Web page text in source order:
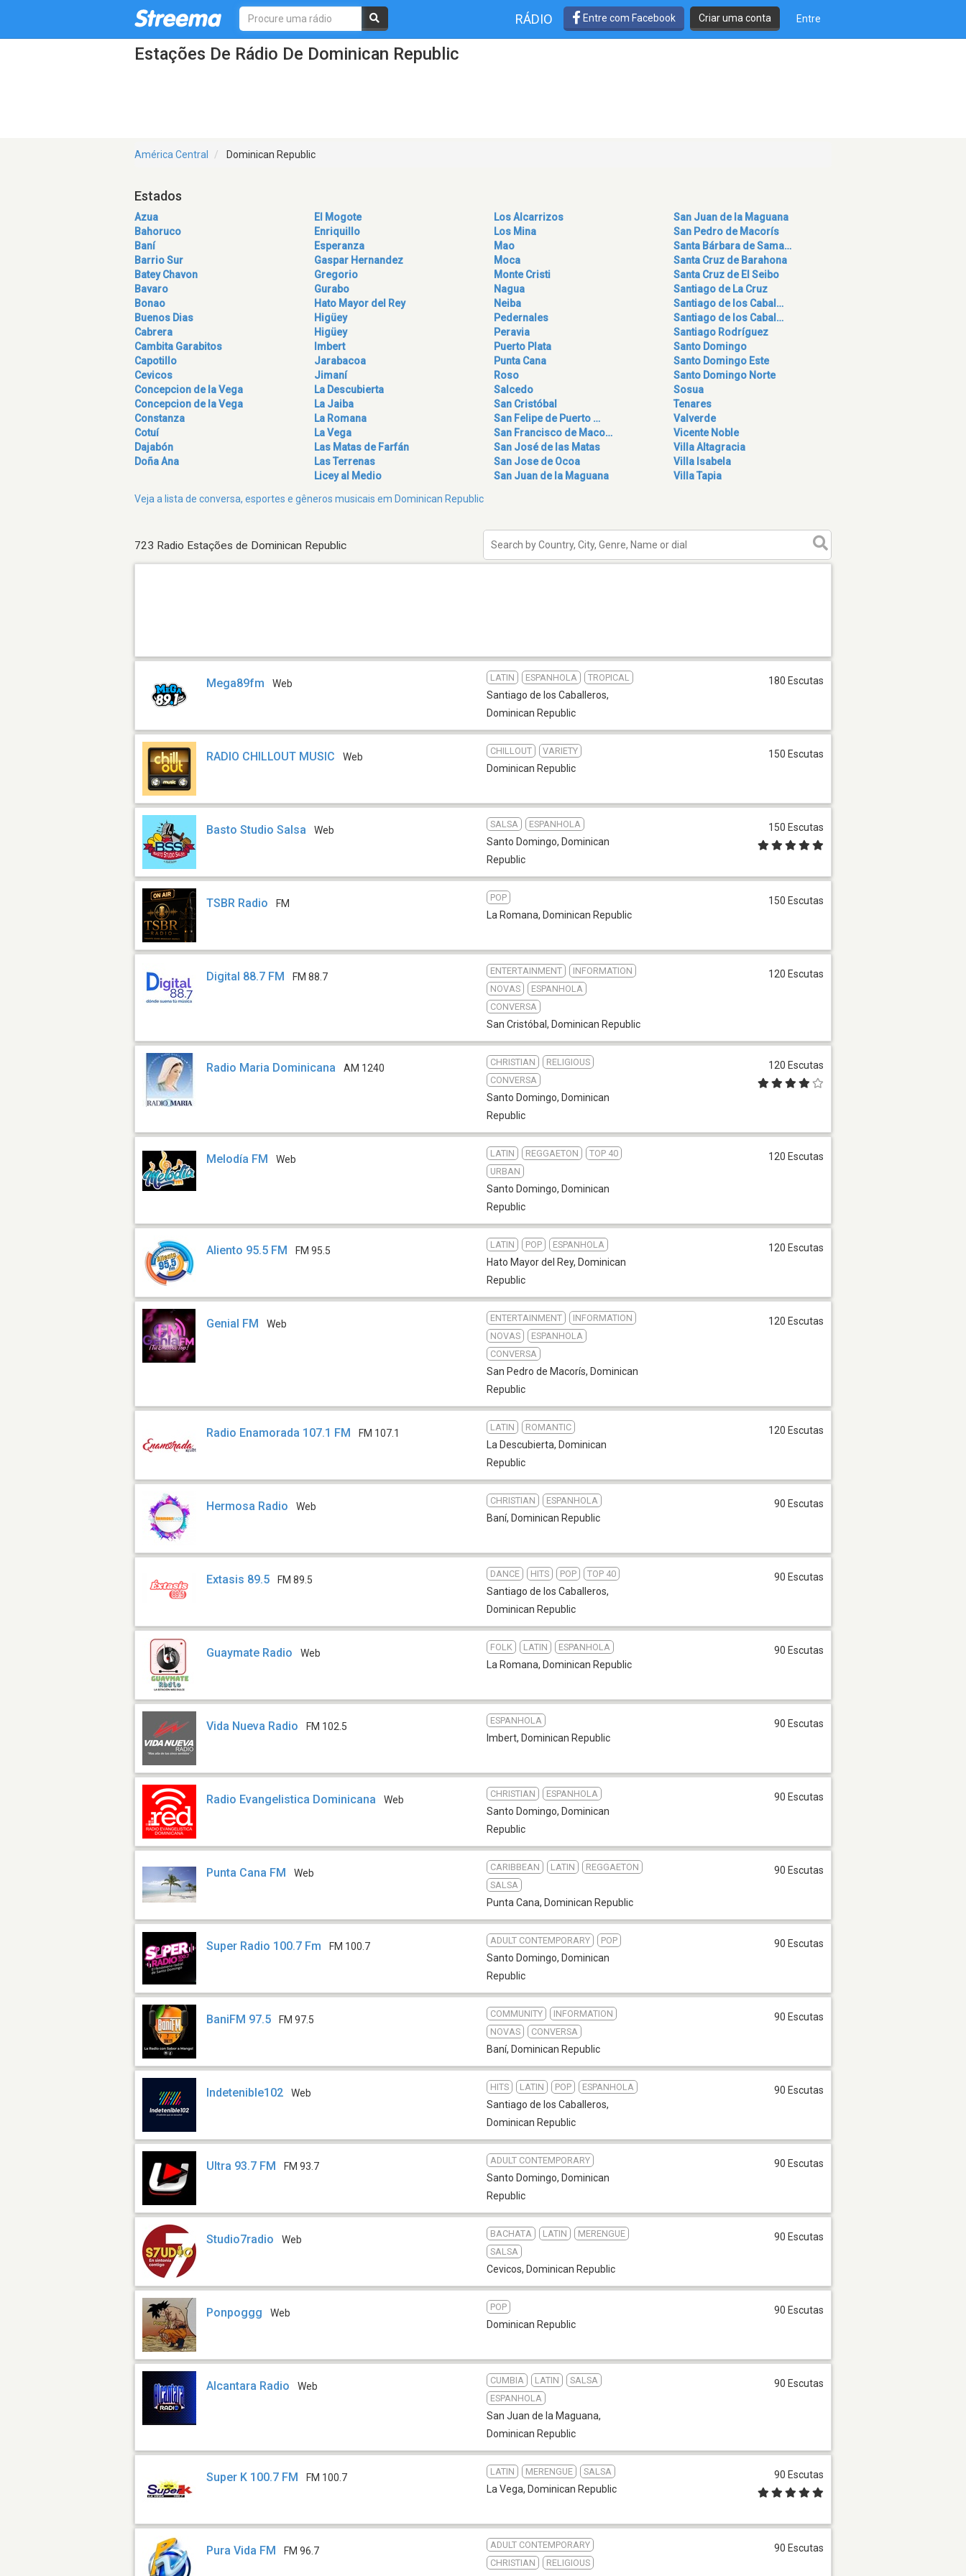
RÁDIO Entre com Facebook Criar uma conta Entre
Estações De Rádio De Dominican Republic
América Central Dominican Republic
Estados
Azua
Bahoruco
Baní
Barrio Sur
Batey Chavon
Bavaro
Bonao
Buenos Dias
Cabrera
Cambita Garabitos
Capotillo
Cevicos
Concepcion de la Vega
Concepcion de la Vega
Constanza
Cotuí
Dajabón
Doña Ana
El Mogote
Enriquillo
Esperanza
Gaspar Hernandez
Gregorio
Gurabo
Hato Mayor del Rey
Higüey
Higüey
Imbert
Jarabacoa
Jimaní
La Descubierta
La Jaiba
La Romana
La Vega
Las Matas de Farfán
Las Terrenas
Licey al Medio
Los Alcarrizos
Los Mina
Mao
Moca
Monte Cristi
Nagua
Neiba
Pedernales
Peravia
Puerto Plata
Punta Cana
Roso
Salcedo
San Cristóbal
San Felipe de Puerto …
San Francisco de Maco…
San José de las Matas
San Jose de Ocoa
San Juan de la Maguana
San Juan de la Maguana
San Pedro de Macorís
Santa Bárbara de Sama…
Santa Cruz de Barahona
Santa Cruz de El Seibo
Santiago de La Cruz
Santiago de los Cabal…
Santiago de los Cabal…
Santiago Rodríguez
Santo Domingo
Santo Domingo Este
Santo Domingo Norte
Sosua
Tenares
Valverde
Vicente Noble
Villa Altagracia
Villa Isabela
Villa Tapia
Veja a lista de conversa, esportes e gêneros musicais em Dominican Republic
723 Radio Estações de Dominican Republic
Mega89fm Web
LATIN ESPANHOLA TROPICAL
Santiago de los Caballeros,
Dominican Republic
180 Escutas
RADIO CHILLOUT MUSIC Web
CHILLOUT VARIETY
Dominican Republic
150 Escutas
Basto Studio Salsa Web
SALSA ESPANHOLA
Santo Domingo, Dominican
Republic
150 Escutas
TSBR Radio FM
POP
La Romana, Dominican Republic
150 Escutas
Digital 88.7 FM FM 88.7
ENTERTAINMENT
INFORMATION
NOVAS
ESPANHOLA
CONVERSA
San Cristóbal , Dominican Republic
120 Escutas
Radio Maria Dominicana AM 1240
CHRISTIAN
RELIGIOUS
CONVERSA
Santo Domingo, Dominican
Republic
120 Escutas
Melodía FM Web
LATIN REGGAETON
TOP 40
URBAN
Santo Domingo, Dominican
Republic
120 Escutas
Aliento 95.5 FM FM 95.5
LATIN POP ESPANHOLA
Hato Mayor del Rey, Dominican
Republic
120 Escutas
Genial FM Web
ENTERTAINMENT
INFORMATION
NOVAS
ESPANHOLA
CONVERSA
San Pedro de Macorís, Dominican
Republic
120 Escutas
Radio Enamorada 107.1 FM FM 107.1
LATIN ROMANTIC
La Descubierta, Dominican
Republic
120 Escutas
Hermosa Radio Web
CHRISTIAN ESPANHOLA
Baní, Dominican Republic
90 Escutas
Extasis 89.5 FM 89.5
DANCE HITS POP TOP 40
Santiago de los Caballeros,
Dominican Republic
90 Escutas
Guaymate Radio Web
FOLK LATIN ESPANHOLA
La Romana, Dominican Republic
90 Escutas
Vida Nueva Radio FM 102.5
ESPANHOLA
Imbert, Dominican Republic
90 Escutas
Radio Evangelistica Dominicana Web
CHRISTIAN ESPANHOLA
Santo Domingo, Dominican
Republic
90 Escutas
Punta Cana FM Web
CARIBBEAN LATIN
REGGAETON
SALSA
Punta Cana, Dominican Republic
90 Escutas
Super Radio 100.7 Fm FM 100.7
ADULT CONTEMPORARY POP
Santo Domingo, Dominican
Republic
90 Escutas
BaniFM 97.5 FM 97.5
COMMUNITY
INFORMATION
NOVAS
CONVERSA
Baní, Dominican Republic
90 Escutas
Indetenible102 Web
HITS LATIN POP ESPANHOLA
Santiago de los Caballeros,
Dominican Republic
90 Escutas
Ultra 93.7 FM FM 93.7
ADULT CONTEMPORARY
Santo Domingo, Dominican
Republic
90 Escutas
Studio7radio Web
BACHATA LATIN
MERENGUE
SALSA
Cevicos, Dominican Republic
90 Escutas
Ponpoggg Web
POP
Dominican Republic
90 Escutas
Alcantara Radio Web
CUMBIA LATIN
SALSA
ESPANHOLA
San Juan de la Maguana,
Dominican Republic
90 Escutas
Super K 100.7 FM FM 100.7
LATIN MERENGUE SALSA
La Vega, Dominican Republic
90 Escutas
Pura Vida FM FM 96.7
ADULT CONTEMPORARY
CHRISTIAN
RELIGIOUS
90 Escutas